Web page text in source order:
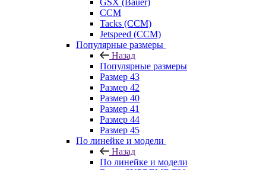
GSX (Bauer)
CCM
Tacks (CCM)
Jetspeed (CCM)
Популярные размеры
Назад
Популярные размеры
Размер 43
Размер 42
Размер 40
Размер 41
Размер 44
Размер 45
По линейке и модели
Назад
По линейке и модели